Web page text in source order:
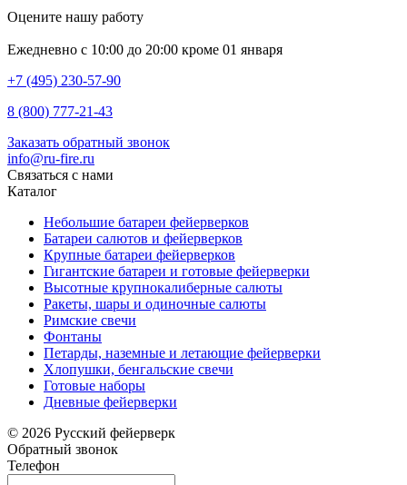
Оцените нашу работу
Ежедневно с 10:00 до 20:00 кроме 01 января
+7 (495) 230-57-90
8 (800) 777-21-43
Заказать обратный звонок
info@ru-fire.ru
Связаться с нами
Каталог
Небольшие батареи фейерверков
Батареи салютов и фейерверков
Крупные батареи фейерверков
Гигантские батареи и готовые фейерверки
Высотные крупнокалиберные салюты
Ракеты, шары и одиночные салюты
Римские свечи
Фонтаны
Петарды, наземные и летающие фейерверки
Хлопушки, бенгальские свечи
Готовые наборы
Дневные фейерверки
© 2026 Русский фейерверк
Обратный звонок
Телефон